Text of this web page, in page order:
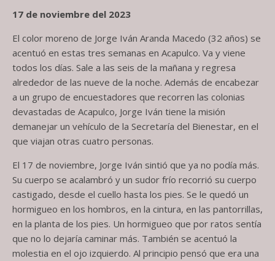
17 de noviembre del 2023
El color moreno de Jorge Iván Aranda Macedo (32 años) se
acentuó en estas tres semanas en Acapulco. Va y viene
todos los días. Sale a las seis de la mañana y regresa
alrededor de las nueve de la noche. Además de encabezar
a un grupo de encuestadores que recorren las colonias
devastadas de Acapulco, Jorge Iván tiene la misión
demanejar un vehículo de la Secretaría del Bienestar, en el
que viajan otras cuatro personas.
El 17 de noviembre, Jorge Iván sintió que ya no podía más.
Su cuerpo se acalambró y un sudor frío recorrió su cuerpo
castigado, desde el cuello hasta los pies. Se le quedó un
hormigueo en los hombros, en la cintura, en las pantorrillas,
en la planta de los pies. Un hormigueo que por ratos sentía
que no lo dejaría caminar más. También se acentuó la
molestia en el ojo izquierdo. Al principio pensó que era una